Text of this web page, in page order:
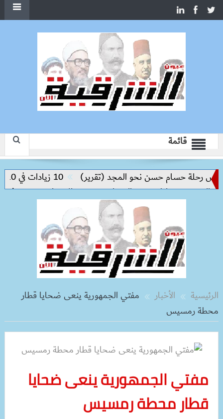
قائمة
رحلة حسام حسن نحو المجد (تقرير)
10 زيادات في 10 سنوات.. هل حان الوقت لرفع دعم البنزين نهائيا؟
من مخاطر مرض السعار
وزيرة الإسكان تسرّع توفيق
الرئيسية الأخبار
مفتي الجمهورية ينعى ضحايا قطار
محطة رمسيس
مفتي الجمهورية ينعى ضحايا
قطار محطة رمسيس